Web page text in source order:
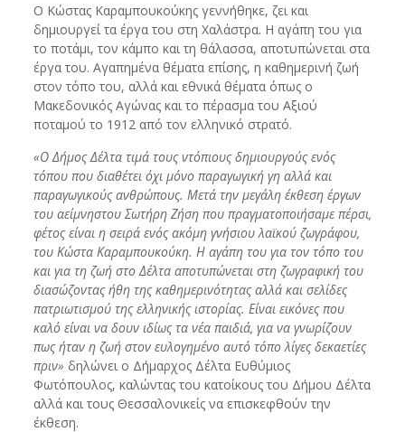
Ο Κώστας Καραμπουκούκης γεννήθηκε, ζει και
δημιουργεί τα έργα του στη Χαλάστρα. Η αγάπη του για
το ποτάμι, τον κάμπο και τη θάλασσα, αποτυπώνεται στα
έργα του. Αγαπημένα θέματα επίσης, η καθημερινή ζωή
στον τόπο του, αλλά και εθνικά θέματα όπως ο
Μακεδονικός Αγώνας και το πέρασμα του Αξιού
ποταμού το 1912 από τον ελληνικό στρατό.
«Ο Δήμος Δέλτα τιμά τους ντόπιους δημιουργούς ενός
τόπου που διαθέτει όχι μόνο παραγωγική γη αλλά και
παραγωγικούς ανθρώπους. Μετά την μεγάλη έκθεση έργων
του αείμνηστου Σωτήρη Ζήση που πραγματοποιήσαμε πέρσι,
φέτος είναι η σειρά ενός ακόμη γνήσιου λαϊκού ζωγράφου,
του Κώστα Καραμπουκούκη. Η αγάπη του για τον τόπο του
και για τη ζωή στο Δέλτα αποτυπώνεται στη ζωγραφική του
διασώζοντας ήθη της καθημερινότητας αλλά και σελίδες
πατριωτισμού της ελληνικής ιστορίας. Είναι εικόνες που
καλό είναι να δουν ιδίως τα νέα παιδιά, για να γνωρίζουν
πως ήταν η ζωή στον ευλογημένο αυτό τόπο λίγες δεκαετίες
πριν» δηλώνει ο Δήμαρχος Δέλτα Ευθύμιος
Φωτόπουλος, καλώντας του κατοίκους του Δήμου Δέλτα
αλλά και τους Θεσσαλονικείς να επισκεφθούν την
έκθεση.